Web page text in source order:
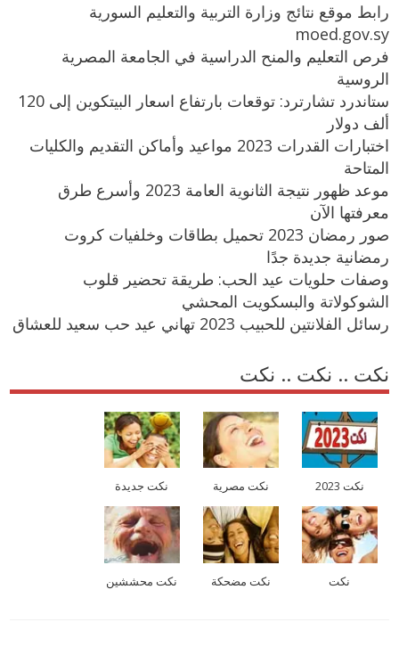
رابط موقع نتائج وزارة التربية والتعليم السورية
moed.gov.sy
فرص التعليم والمنح الدراسية في الجامعة المصرية
الروسية
ستاندرد تشارترد: توقعات بارتفاع اسعار البيتكوين إلى 120
ألف دولار
اختبارات القدرات 2023 مواعيد وأماكن التقديم والكليات
المتاحة
موعد ظهور نتيجة الثانوية العامة 2023 وأسرع طرق
معرفتها الآن
صور رمضان 2023 تحميل بطاقات وخلفيات كروت
رمضانية جديدة جدًا
وصفات حلويات عيد الحب: طريقة تحضير قلوب
الشوكولاتة والبسكويت المحشي
رسائل الفلانتين للحبيب 2023 تهاني عيد حب سعيد للعشاق
نكت .. نكت .. نكت
نكت 2023 نكت مصرية نكت جديدة
نكت نكت مضحكة نكت محششين